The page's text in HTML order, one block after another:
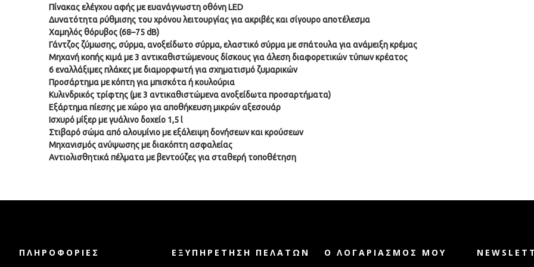
Πίνακας ελέγχου αφής με ευανάγνωστη οθόνη LED
Δυνατότητα ρύθμισης του χρόνου λειτουργίας για ακριβές και σίγουρο αποτέλεσμα
Χαμηλός θόρυβος (68–75 dB)
Γάντζος ζύμωσης, σύρμα, ανοξείδωτο σύρμα, ελαστικό σύρμα με σπάτουλα για ανάμειξη κρέμας
Μηχανή κοπής κιμά με 3 αντικαθιστώμενους δίσκους για άλεση διαφορετικών τύπων κρέατος
6 εναλλάξιμες πλάκες με διαμορφωτή για σχηματισμό ζυμαρικών
Προσάρτημα με κόπτη για μπισκότα ή κουλούρια
Κυλινδρικός τρίφτης (με 3 αντικαθιστώμενα ανοξείδωτα προσαρτήματα)
Εξάρτημα πίεσης με χώρο για αποθήκευση μικρών αξεσουάρ
Ισχυρό μίξερ με γυάλινο δοχείο 1,5 l
Στιβαρό σώμα από αλουμίνιο με εξάλειψη δονήσεων και κρούσεων
Μηχανισμός ανύψωσης με διακόπτη ασφαλείας
Αντιολισθητικά πέλματα με βεντούζες για σταθερή τοποθέτηση
ΠΛΗΡΟΦΟΡΊΕΣ ΕΞΥΠΗΡΈΤΗΣΗ ΠΕΛΑΤΏΝ Ο ΛΟΓΑΡΙΑΣΜΌΣ ΜΟΥ